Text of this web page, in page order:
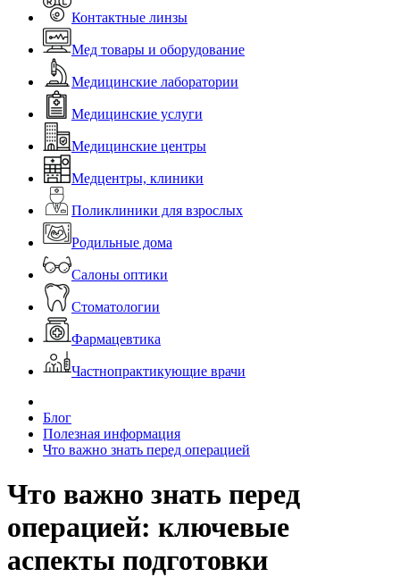
Контактные линзы
Мед товары и оборудование
Медицинские лаборатории
Медицинские услуги
Медицинские центры
Медцентры, клиники
Поликлиники для взрослых
Родильные дома
Салоны оптики
Стоматологии
Фармацевтика
Частнопрактикующие врачи
Блог
Полезная информация
Что важно знать перед операцией
Что важно знать перед
операцией: ключевые
аспекты подготовки